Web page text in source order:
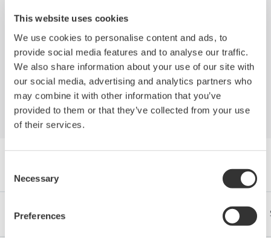
This website uses cookies
We use cookies to personalise content and ads, to
provide social media features and to analyse our traffic.
We also share information about your use of our site with
our social media, advertising and analytics partners who
may combine it with other information that you’ve
provided to them or that they’ve collected from your use
of their services.
Selection
Necessary
Preferences
энергетической и нефтегазохимической
отраслей
Browse Публикации by Category
Отрасли Integrated Solutions Продукция и Услуги